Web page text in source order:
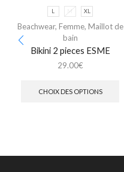
L M XL
Beachwear, Femme, Maillot de
bain
Bikini 2 pieces ESME
29.00€
CHOIX DES OPTIONS